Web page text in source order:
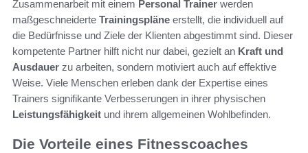
Zusammenarbeit mit einem Personal Trainer werden
maßgeschneiderte Trainingspläne erstellt, die individuell auf
die Bedürfnisse und Ziele der Klienten abgestimmt sind. Dieser
kompetente Partner hilft nicht nur dabei, gezielt an Kraft und
Ausdauer zu arbeiten, sondern motiviert auch auf effektive
Weise. Viele Menschen erleben dank der Expertise eines
Trainers signifikante Verbesserungen in ihrer physischen
Leistungsfähigkeit und ihrem allgemeinen Wohlbefinden.
Die Vorteile eines Fitnesscoaches